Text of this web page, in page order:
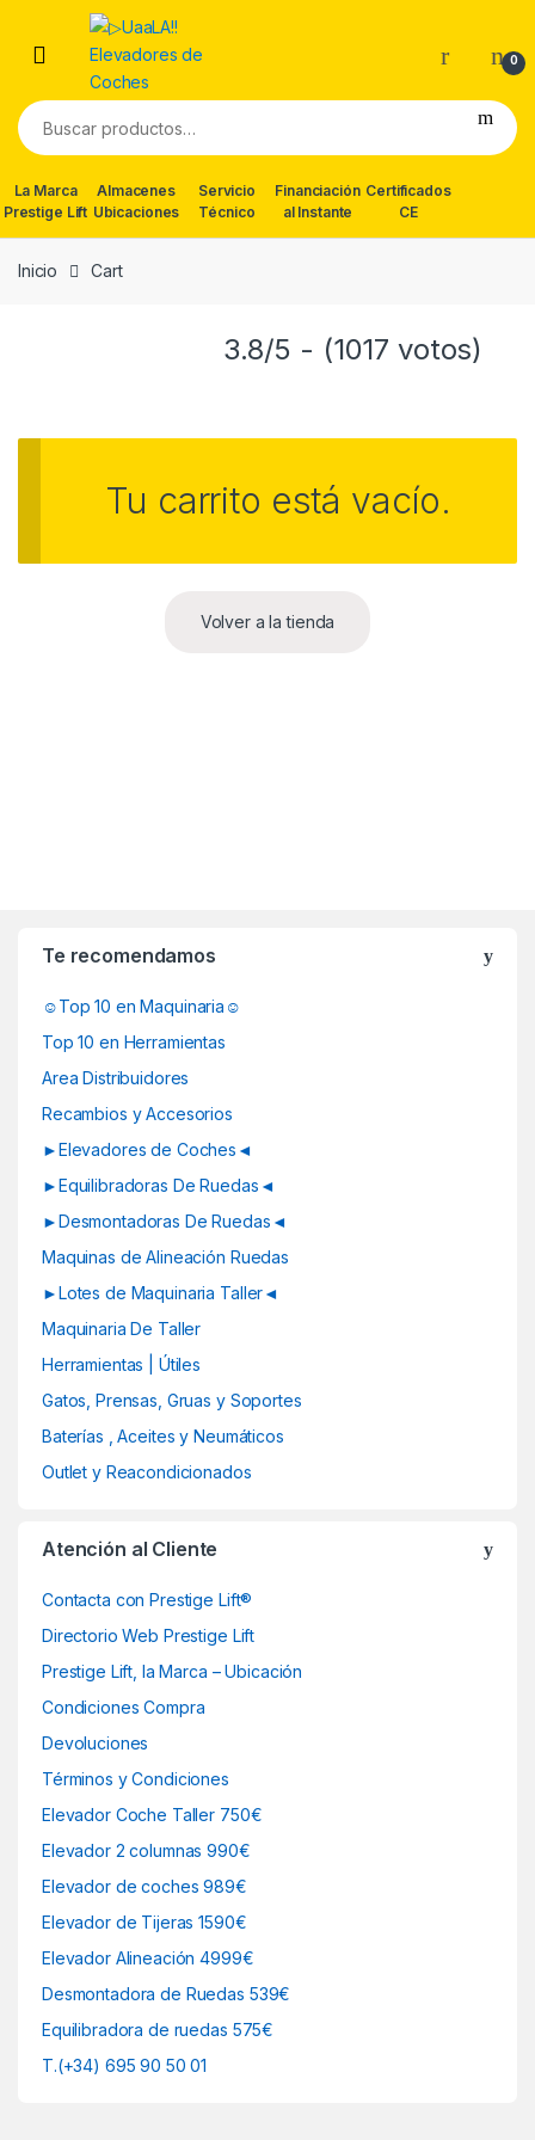
navigation
content
0
Buscar
por:
La Marca
Prestige Lift
Almacenes
Ubicaciones
Servicio
Técnico
Financiación
al Instante
Certificados
CE
Inicio Cart
3.8/5 - (1017 votos)
Tu carrito está vacío.
Volver a la tienda
Te recomendamos
☺Top 10 en Maquinaria☺
Top 10 en Herramientas
Area Distribuidores
Recambios y Accesorios
►Elevadores de Coches◄
►Equilibradoras De Ruedas◄
►Desmontadoras De Ruedas◄
Maquinas de Alineación Ruedas
►Lotes de Maquinaria Taller◄
Maquinaria De Taller
Herramientas | Útiles
Gatos, Prensas, Gruas y Soportes
Baterías , Aceites y Neumáticos
Outlet y Reacondicionados
Atención al Cliente
Contacta con Prestige Lift®
Directorio Web Prestige Lift
Prestige Lift, la Marca – Ubicación
Condiciones Compra
Devoluciones
Términos y Condiciones
Elevador Coche Taller 750€
Elevador 2 columnas 990€
Elevador de coches 989€
Elevador de Tijeras 1590€
Elevador Alineación 4999€
Desmontadora de Ruedas 539€
Equilibradora de ruedas 575€
T.(+34) 695 90 50 01